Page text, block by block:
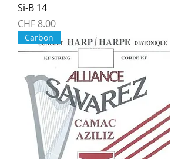
Si-B 14
Price
CHF 8.00
Carbon